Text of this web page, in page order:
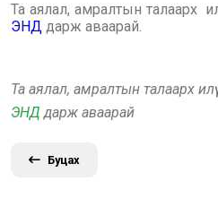
Та аялал, амралтын талаарх
ЭНД дарж аваарай.
Та аялал, амралтын талаарх
ЭНД дарж аваарай
Буцах